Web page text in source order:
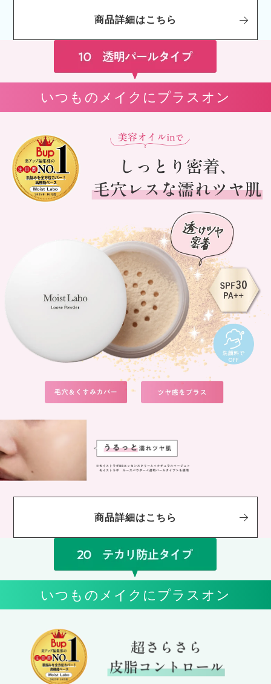
商品詳細はこちら
いつものメイクにプラスオン
商品詳細はこちら
いつものメイクにプラスオン